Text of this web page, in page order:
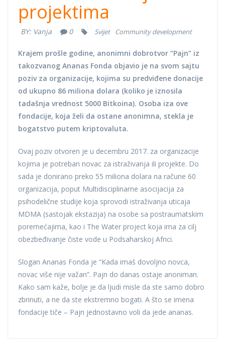
projektima
BY: Vanja 0 Svijet Community development
Krajem prošle godine, anonimni dobrotvor “Pajn” iz
takozvanog Ananas Fonda objavio je na svom sajtu
poziv za organizacije, kojima su predviđene donacije
od ukupno 86 miliona dolara (koliko je iznosila
tadašnja vrednost 5000 Bitkoina). Osoba iza ove
fondacije, koja želi da ostane anonimna, stekla je
bogatstvo putem kriptovaluta.
Ovaj poziv otvoren je u decembru 2017. za organizacije
kojima je potreban novac za istraživanja ili projekte. Do
sada je donirano preko 55 miliona dolara na račune 60
organizacija, poput Multidisciplinarne asocijacija za
psihodelične studije koja sprovodi istraživanja uticaja
MDMA (sastojak ekstazija) na osobe sa postraumatskim
poremećajima, kao i The Water project koja ima za cilj
obezbeđivanje čiste vode u Podsaharskoj Africi.
Slogan Ananas Fonda je “Kada imaš dovoljno novca,
novac više nije važan”. Pajn do danas ostaje anoniman.
Kako sam kaže, bolje je da ljudi misle da ste samo dobro
zbrinuti, a ne da ste ekstremno bogati. A što se imena
fondacije tiče – Pajn jednostavno voli da jede ananas.